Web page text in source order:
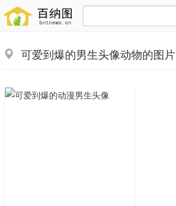
可爱到爆的男生头像动物的图片